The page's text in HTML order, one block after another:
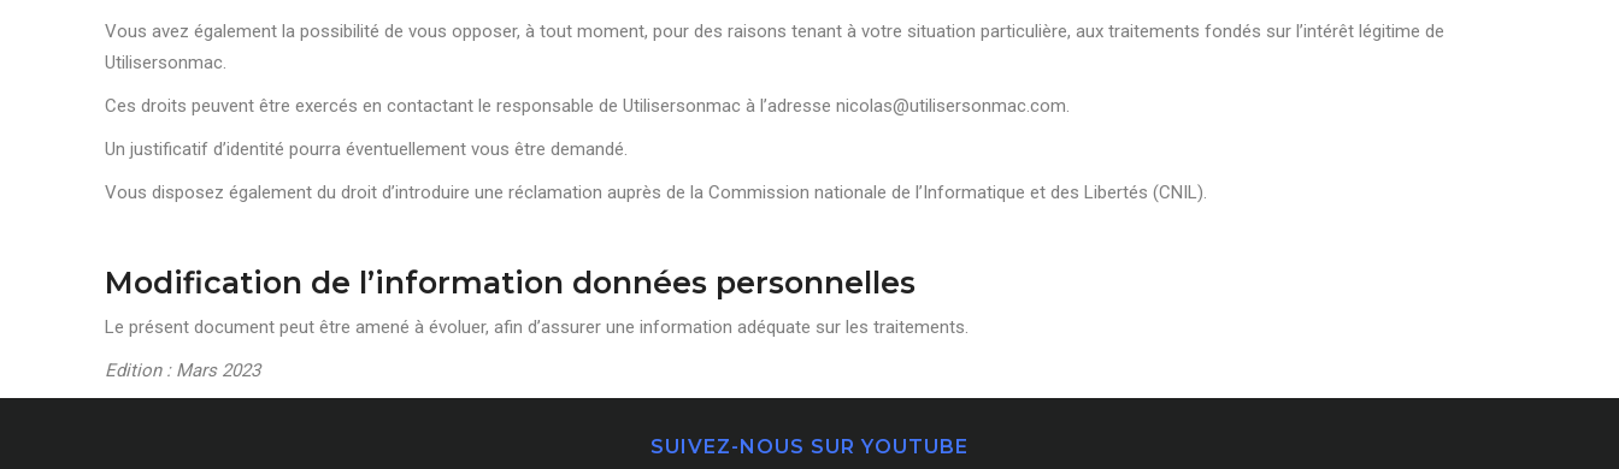
Vous avez également la possibilité de vous opposer, à tout moment, pour des raisons tenant à votre situation particulière, aux traitements fondés sur l’intérêt légitime de
Utilisersonmac.
Ces droits peuvent être exercés en contactant le responsable de Utilisersonmac à l’adresse nicolas@utilisersonmac.com.
Un justificatif d’identité pourra éventuellement vous être demandé.
Vous disposez également du droit d’introduire une réclamation auprès de la Commission nationale de l’Informatique et des Libertés (CNIL).
Modification de l’information données personnelles
Le présent document peut être amené à évoluer, afin d’assurer une information adéquate sur les traitements.
Edition : Mars 2023
SUIVEZ-NOUS SUR YOUTUBE